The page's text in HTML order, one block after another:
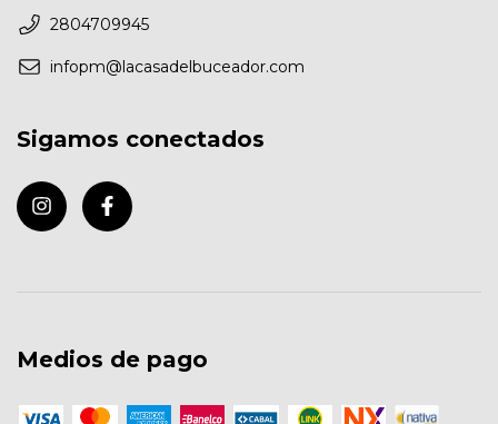
2804709945
infopm@lacasadelbuceador.com
Sigamos conectados
Medios de pago